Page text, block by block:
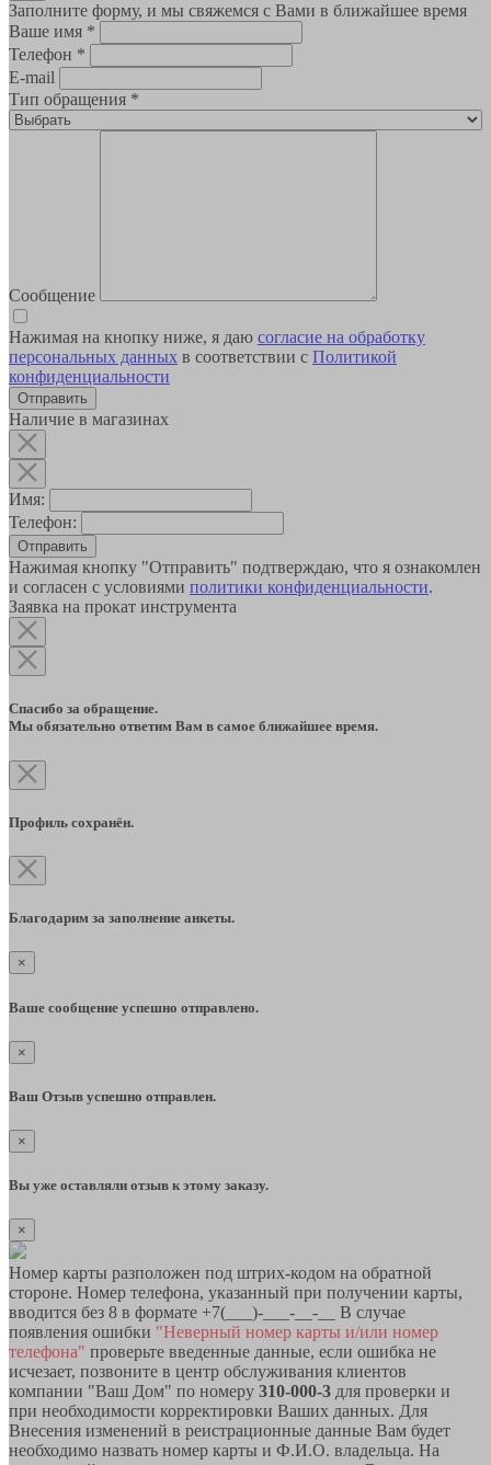
Заполните форму, и мы свяжемся с Вами в ближайшее время
Ваше имя *
Телефон *
E-mail
Тип обращения *
Сообщение
Нажимая на кнопку ниже, я даю согласие на обработку
персональных данных в соответствии с Политикой
конфиденциальности
Наличие в магазинах
Имя:
Телефон:
Отправить
Нажимая кнопку "Отправить" подтверждаю, что я ознакомлен
и согласен с условиями политики конфиденциальности.
Заявка на прокат инструмента
Спасибо за обращение.
Мы обязательно ответим Вам в самое ближайшее время.
Профиль сохранён.
Благодарим за заполнение анкеты.
×
Ваше сообщение успешно отправлено.
×
Ваш Отзыв успешно отправлен.
×
Вы уже оставляли отзыв к этому заказу.
×
Номер карты разположен под штрих-кодом на обратной
стороне. Номер телефона, указанный при получении карты,
вводится без 8 в формате +7(___)-___-__-__ В случае
появления ошибки "Неверный номер карты и/или номер
телефона" проверьте введенные данные, если ошибка не
исчезает, позвоните в центр обслуживания клиентов
компании "Ваш Дом" по номеру 310-000-3 для проверки и
при необходимости корректировки Ваших данных. Для
Внесения изменений в реистрационные данные Вам будет
необходимо назвать номер карты и Ф.И.О. владельца. На